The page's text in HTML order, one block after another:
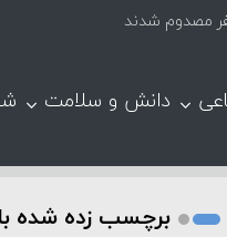
دانش و سلامت
برچسب زده شده